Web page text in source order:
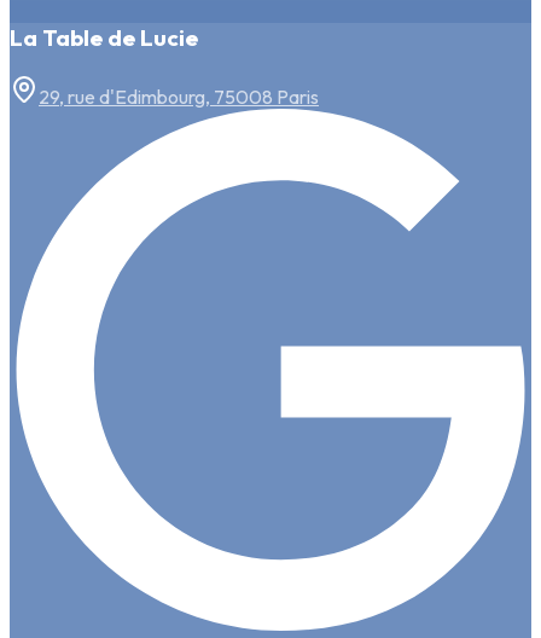
La Table de Lucie
29, rue d'Edimbourg, 75008 Paris